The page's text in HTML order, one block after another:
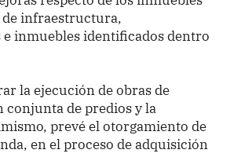
de infraestructura,
inmuebles identificados dentro
la ejecución de obras de
de predios y la
prevé el otorgamiento de
en el proceso de adquisición